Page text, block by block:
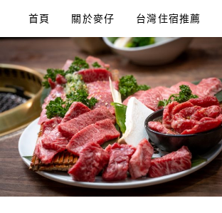
content
首頁 關於麥仔 台灣住宿推薦